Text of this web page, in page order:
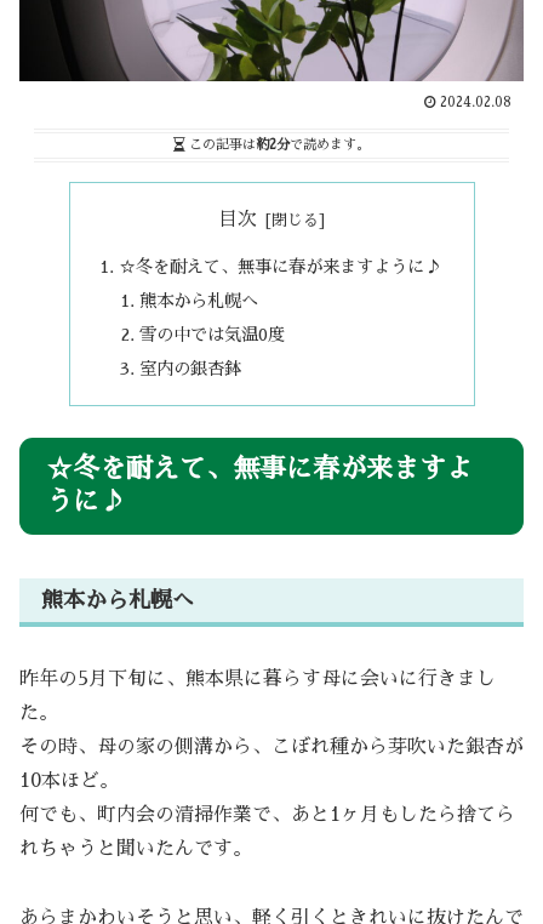
2024.02.08
この記事は約2分で読めます。
目次
☆冬を耐えて、無事に春が来ますように♪
熊本から札幌へ
雪の中では気温0度
室内の銀杏鉢
☆冬を耐えて、無事に春が来ますよ
うに♪
熊本から札幌へ
昨年の5月下旬に、熊本県に暮らす母に会いに行きまし
た。
その時、母の家の側溝から、こぼれ種から芽吹いた銀杏が
10本ほど。
何でも、町内会の清掃作業で、あと1ヶ月もしたら捨てら
れちゃうと聞いたんです。
あらまかわいそうと思い、軽く引くときれいに抜けたんで